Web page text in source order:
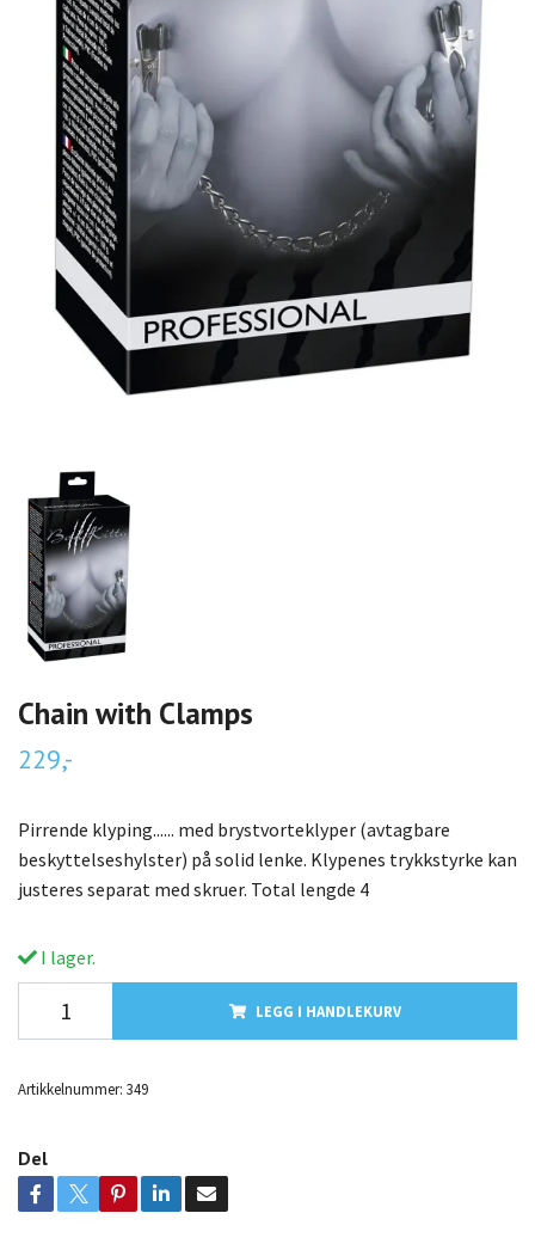
Chain with Clamps
229,-
Pirrende klyping...... med brystvorteklyper (avtagbare
beskyttelseshylster) på solid lenke. Klypenes trykkstyrke kan
justeres separat med skruer. Total lengde 4
I lager.
LEGG I HANDLEKURV
Artikkelnummer: 349
Del